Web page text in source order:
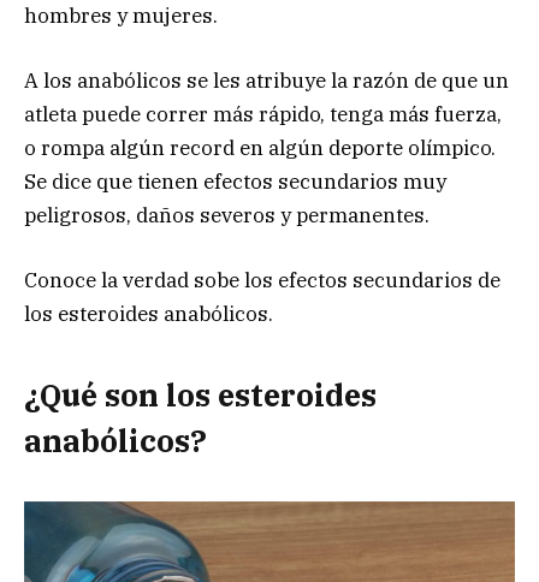
hombres y mujeres.
A los anabólicos se les atribuye la razón de que un
atleta puede correr más rápido, tenga más fuerza,
o rompa algún record en algún deporte olímpico.
Se dice que tienen efectos secundarios muy
peligrosos, daños severos y permanentes.
Conoce la verdad sobe los efectos secundarios de
los esteroides anabólicos.
¿Qué son los esteroides
anabólicos?